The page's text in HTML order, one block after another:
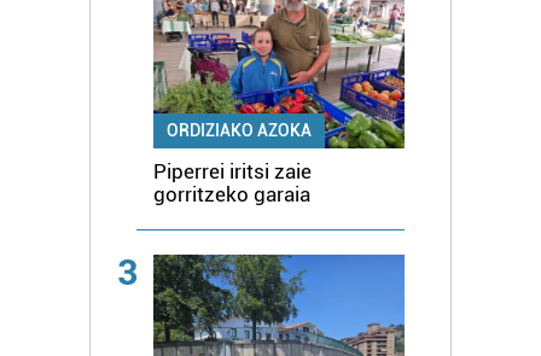
ORDIZIAKO AZOKA
Piperrei iritsi zaie
gorritzeko garaia
3